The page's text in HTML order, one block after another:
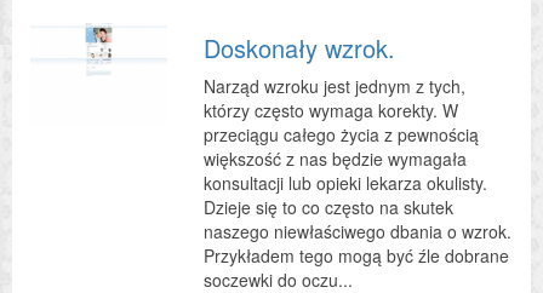
Doskonały wzrok.
Narząd wzroku jest jednym z tych,
którzy często wymaga korekty. W
przeciągu całego życia z pewnością
większość z nas będzie wymagała
konsultacji lub opieki lekarza okulisty.
Dzieje się to co często na skutek
naszego niewłaściwego dbania o wzrok.
Przykładem tego mogą być źle dobrane
soczewki do oczu...